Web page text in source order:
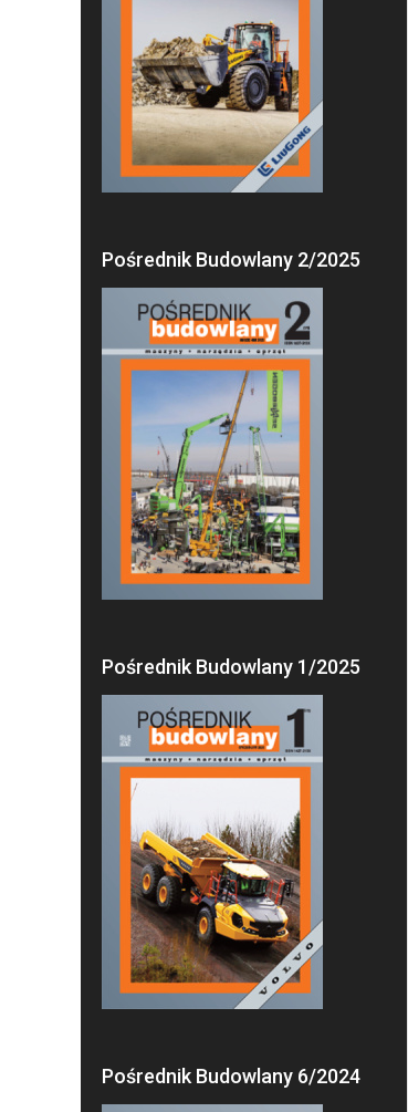
Pośrednik Budowlany 2/2025
Pośrednik Budowlany 1/2025
Pośrednik Budowlany 6/2024